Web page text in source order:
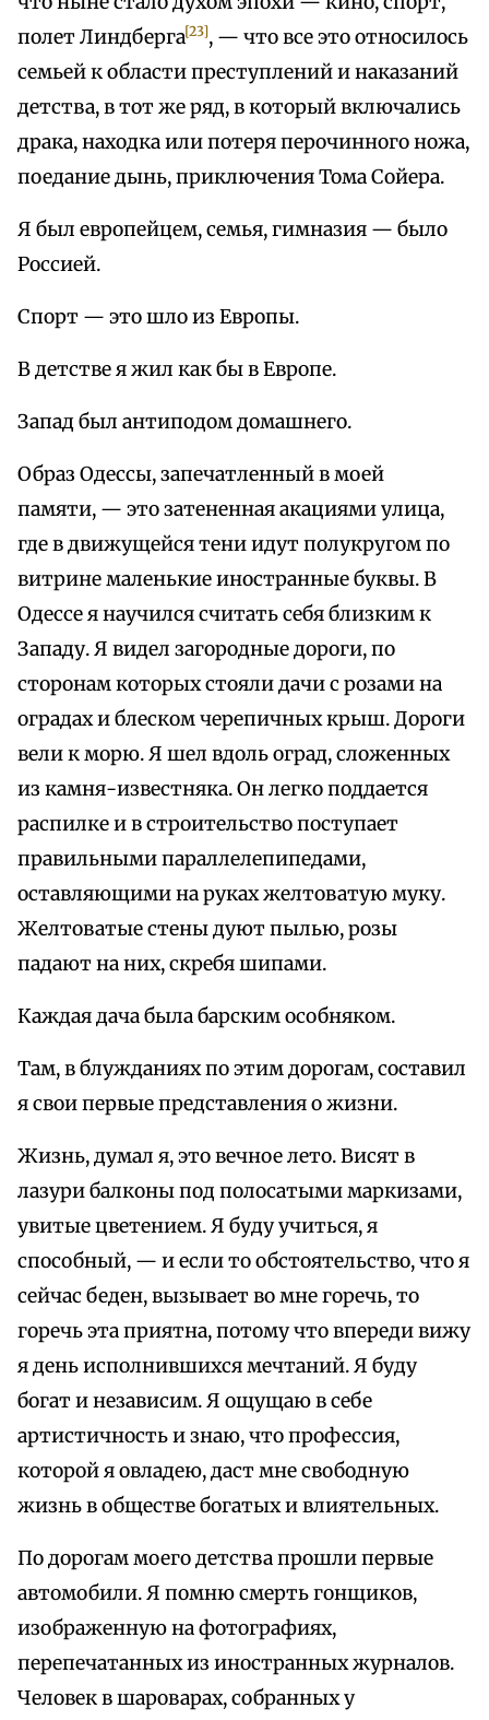
полет Линдберга[23], — что все это относилось
семьей к области преступлений и наказаний
детства, в тот же ряд, в который включались
драка, находка или потеря перочинного ножа,
поедание дынь, приключения Тома Сойера.
Я был европейцем, семья, гимназия — было
Россией.
Спорт — это шло из Европы.
В детстве я жил как бы в Европе.
Запад был антиподом домашнего.
Образ Одессы, запечатленный в моей
памяти, — это затененная акациями улица,
где в движущейся тени идут полукругом по
витрине маленькие иностранные буквы. В
Одессе я научился считать себя близким к
Западу. Я видел загородные дороги, по
сторонам которых стояли дачи с розами на
оградах и блеском черепичных крыш. Дороги
вели к морю. Я шел вдоль оград, сложенных
из камня-известняка. Он легко поддается
распилке и в строительство поступает
правильными параллелепипедами,
оставляющими на руках желтоватую муку.
Желтоватые стены дуют пылью, розы
падают на них, скребя шипами.
Каждая дача была барским особняком.
Там, в блужданиях по этим дорогам, составил
я свои первые представления о жизни.
Жизнь, думал я, это вечное лето. Висят в
лазури балконы под полосатыми маркизами,
увитые цветением. Я буду учиться, я
способный, — и если то обстоятельство, что я
сейчас беден, вызывает во мне горечь, то
горечь эта приятна, потому что впереди вижу
я день исполнившихся мечтаний. Я буду
богат и независим. Я ощущаю в себе
артистичность и знаю, что профессия,
которой я овладею, даст мне свободную
жизнь в обществе богатых и влиятельных.
По дорогам моего детства прошли первые
автомобили. Я помню смерть гонщиков,
изображенную на фотографиях,
перепечатанных из иностранных журналов.
Человек в шароварах, собранных у